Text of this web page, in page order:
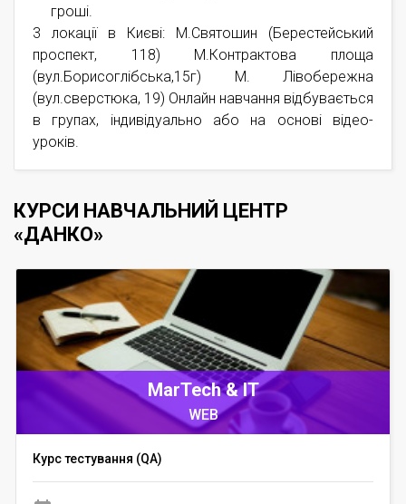
гроші.
3 локації в Києві:
М.Святошин (Берестейський
проспект, 118)
М.Контрактова площа
(вул.Борисоглібська,15г)
М. Лівобережна
(вул.сверстюка, 19) Онлайн навчання відбувається
в групах, індивідуально або на основі відео-
уроків.
КУРСИ НАВЧАЛЬНИЙ ЦЕНТР
«ДАНКО»
MarTech & IT
WEB
Курс тестування (QA)